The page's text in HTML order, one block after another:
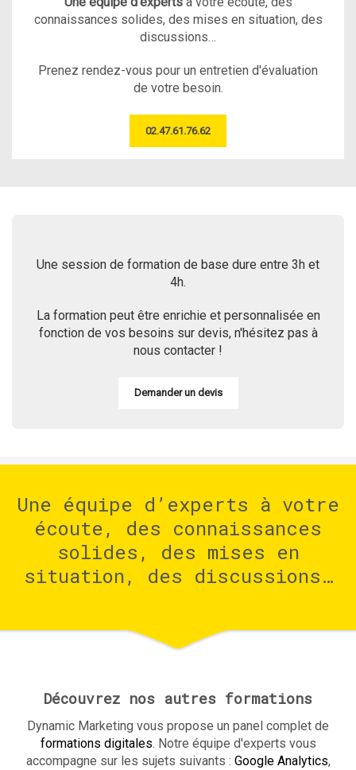
connaissances solides, des mises en situation, des
discussions…
Prenez rendez-vous pour un entretien d'évaluation
de votre besoin.
02.47.61.76.62
Une session de formation de base dure entre 3h et
4h.
La formation peut être enrichie et personnalisée en
fonction de vos besoins sur devis, n'hésitez pas à
nous contacter !
Demander un devis
Une équipe d’experts à votre
écoute, des connaissances
solides, des mises en
situation, des discussions…
Découvrez nos autres formations
Dynamic Marketing vous propose un panel complet de
formations digitales. Notre équipe d'experts vous
accompagne sur les sujets suivants : Google Analytics,